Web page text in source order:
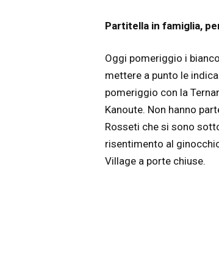
Partitella in famiglia,
Oggi pomeriggio i
mettere a punto le
pomeriggio con la
Kanoute. Non hanno
Rosseti che si sono
risentimento al
Village a porte chiuse.